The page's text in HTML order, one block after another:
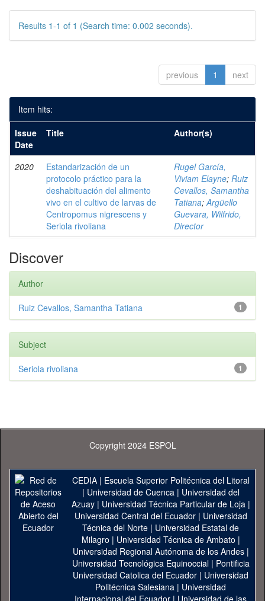
Results 1-1 of 1 (Search time: 0.002 seconds).
previous 1 next
Item hits:
Issue
Date
Title Author(s)
2020
Estandarización de un
protocolo práctico para la
deshabituación del alimento
vivo en el cultivo de larvas de
Centropomus nigrescens y
Seriola rivoliana
Rugel García,
Viviam Elayne; Ruiz
Cevallos, Samantha
Tatiana;Argüello
Guevara, Wilfrido,
Director
Discover
Author
1
Ruiz Cevallos, Samantha Tatiana
Subject
1
Seriola rivoliana
Copyright 2024 ESPOL
CEDIA| Escuela Superior Politécnica del Litoral
| Universidad de Cuenca| Universidad del
Azuay| Universidad Técnica Particular de Loja|
Universidad Central del Ecuador| Universidad
Técnica del Norte | Universidad Estatal de
Milagro | Universidad Técnica de Ambato |
Universidad Regional Autónoma de los Andes|
Universidad Tecnológica Equinoccial| Pontificia
Universidad Catolica del Ecuador | Universidad
Politécnica Salesiana | Universidad
Internacional del Ecuador | Universidad de las